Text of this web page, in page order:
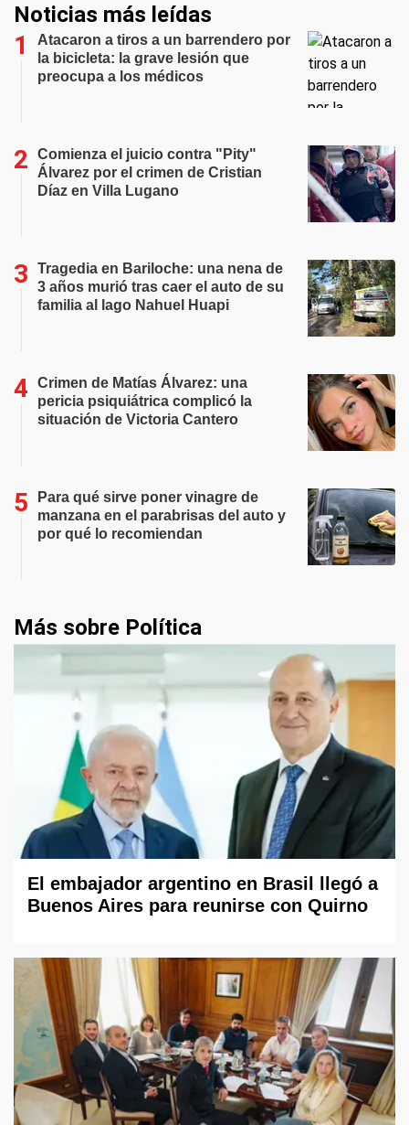
Noticias más leídas
Atacaron a tiros a un barrendero por
la bicicleta: la grave lesión que
preocupa a los médicos
Comienza el juicio contra "Pity"
Álvarez por el crimen de Cristian
Díaz en Villa Lugano
Tragedia en Bariloche: una nena de
3 años murió tras caer el auto de su
familia al lago Nahuel Huapi
Crimen de Matías Álvarez: una
pericia psiquiátrica complicó la
situación de Victoria Cantero
Para qué sirve poner vinagre de
manzana en el parabrisas del auto y
por qué lo recomiendan
Más sobre Política
El embajador argentino en Brasil llegó a
Buenos Aires para reunirse con Quirno